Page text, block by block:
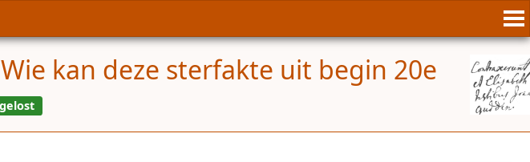
Wie kan deze sterfakte uit begin 20e